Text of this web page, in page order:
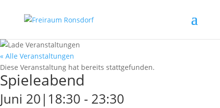
« Alle Veranstaltungen
Diese Veranstaltung hat bereits stattgefunden.
Spieleabend
Juni 20|18:30 - 23:30